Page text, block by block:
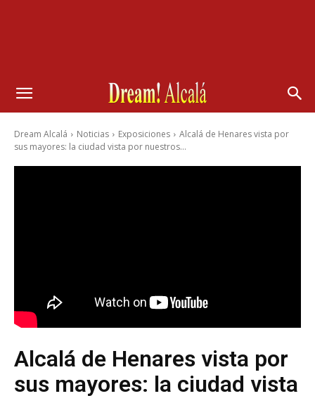
Dream Alcalá Noticias Exposiciones
Alcalá de Henares vista por
sus mayores: la ciudad vista por nuestros...
Alcalá de Henares vista por
sus mayores: la ciudad vista